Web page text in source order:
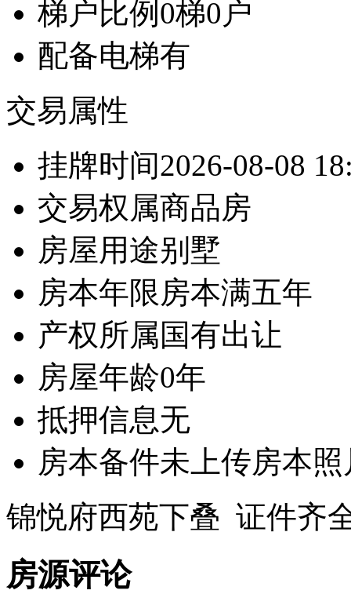
梯户比例 0梯0户
配备电梯有
交易属性
挂牌时间2026-08-08
交易权属商品房
房屋用途别墅
房本年限 房本满五年
产权所属国有出让
房屋年龄0年
抵押信息无
房本备件未上传房本照
锦悦府西苑下叠 证件齐
房源评论